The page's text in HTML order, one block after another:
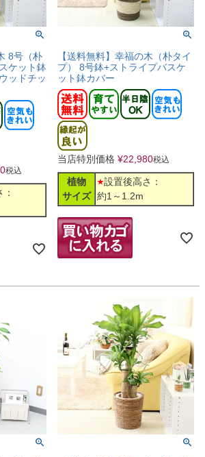
8号（朴
ケット鉢
ッドチッ
税込
【送料無料】幸福の木（朴タイ
プ） 8号鉢+ストライプバスケ
ット鉢カバー
当店特別価格 ¥22,980税込
植物
サイズ
設置後高さ：
約1～1.2m